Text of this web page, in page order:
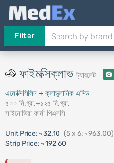
Filter
ফাইমক্সিক্লাভট্যাবলেট
এমোক্সিসিলিন + ক্লাভুলানিক এসিড
৫০০ মি.গ্রা.+১২৫ মি.গ্রা.
সাইনোভিয়া ফার্মা পিএলসি
Unit Price: ৳ 32.10 (5 x 6: ৳ 963.00)
Strip Price: ৳ 192.60